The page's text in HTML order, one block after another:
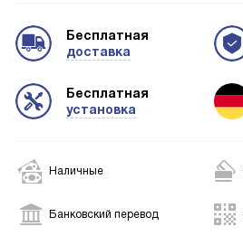
Бесплатная
доставка
Бесплатная
установка
Наличные
Банковский перевод